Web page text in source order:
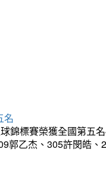
名
錦標賽榮獲全國第五
郭乙杰、305許閔皓